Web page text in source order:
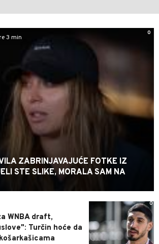
0
3 min
ZABRINJAVAJUĆE FOTKE IZ
STE SLIKE, MORALA SAM NA
0
WNBA draft,
Turčin hoće da